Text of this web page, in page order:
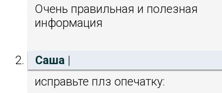
Очень правильная и полезная
информация
Саша |
исправьте плз опечатку: